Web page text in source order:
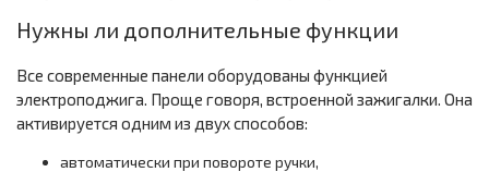
Нужны ли дополнительные функции
Все современные панели оборудованы функцией
электроподжига. Проще говоря, встроенной зажигалки. Она
активируется одним из двух способов:
автоматически при повороте ручки,